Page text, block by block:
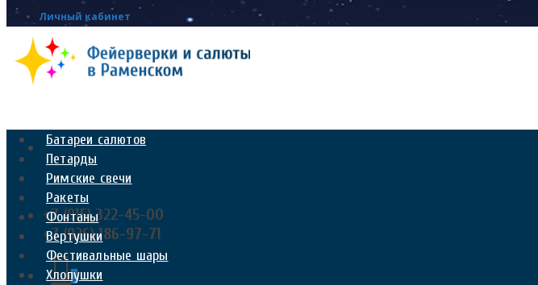
Личный кабинет
+7 (915) 322-45-00
+7 (926) 186-97-71
0
Батареи салютов
Петарды
Римские свечи
Ракеты
Фонтаны
Вертушки
Фестивальные шары
Хлопушки